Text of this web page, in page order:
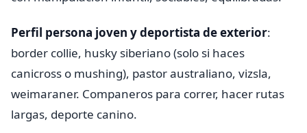
Perfil persona joven y deportista de exterior:
border collie, husky siberiano (solo si haces
canicross o mushing), pastor australiano, vizsla,
weimaraner. Companeros para correr, hacer rutas
largas, deporte canino.